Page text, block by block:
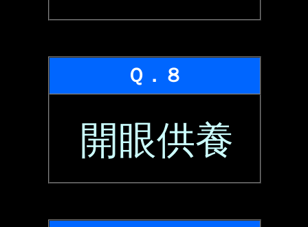
Ｑ．８
開眼供養